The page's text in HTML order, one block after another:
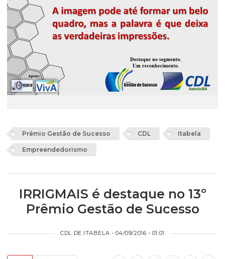
Prêmio Gestão de Sucesso CDL Itabela
Empreendedorismo
IRRIGMAIS é destaque no 13º
Prêmio Gestão de Sucesso
CDL DE ITABELA - 04/09/2016 - 01:01